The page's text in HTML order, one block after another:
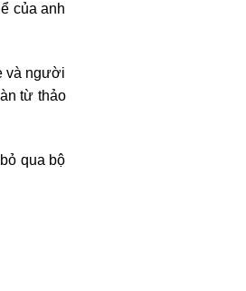
của anh
và người
từ thảo
qua bộ